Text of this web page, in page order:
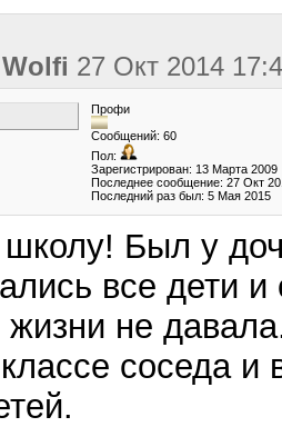
Wolfi 27 Окт 2014
Профи
Сообщений: 60
Пол:
Зарегистрирован: 13 Марта 2009
Последнее сообщение: 27 Окт
Последний раз был: 5 Мая 2015
Был у
все дети
жизни не
соседа